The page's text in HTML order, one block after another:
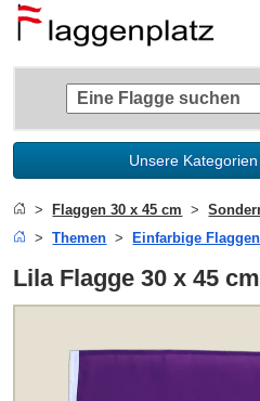
Unsere
Flaggen 30 x 45 cm
Themen
Einfarbige Flaggen
Lila Flagge 30 x 45 cm